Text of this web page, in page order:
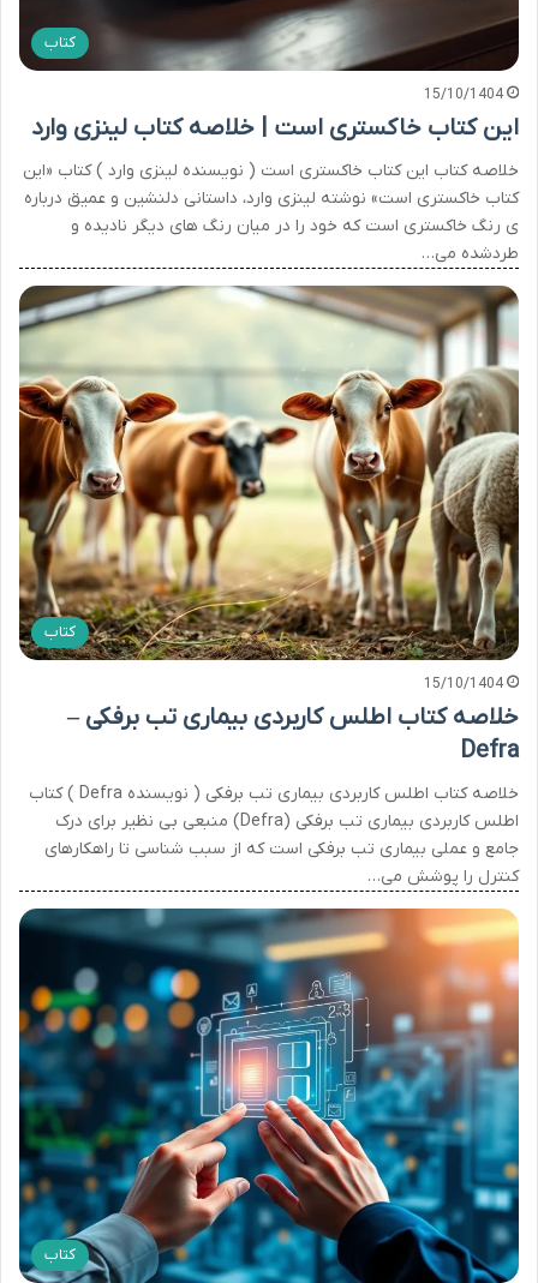
کتاب
15/10/1404
این کتاب خاکستری است | خلاصه کتاب لینزی وارد
خلاصه کتاب این کتاب خاکستری است ( نویسنده لینزی وارد ) کتاب «این
کتاب خاکستری است» نوشته لینزی وارد، داستانی دلنشین و عمیق درباره
ی رنگ خاکستری است که خود را در میان رنگ های دیگر نادیده و
طردشده می…
کتاب
15/10/1404
خلاصه کتاب اطلس کاربردی بیماری تب برفکی –
Defra
خلاصه کتاب اطلس کاربردی بیماری تب برفکی ( نویسنده Defra ) کتاب
اطلس کاربردی بیماری تب برفکی (Defra) منبعی بی نظیر برای درک
جامع و عملی بیماری تب برفکی است که از سبب شناسی تا راهکارهای
کنترل را پوشش می…
کتاب